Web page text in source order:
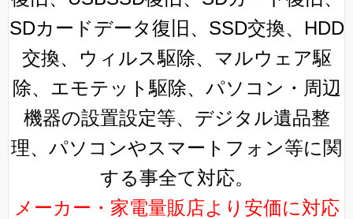
SDカードデータ復旧、SSD交換、HDD
交換、ウィルス駆除、マルウェア駆
除、エモテット駆除、パソコン・周辺
機器の設置設定等、デジタル遺品整
理、パソコンやスマートフォン等に関
する事全て対応。
メーカー・家電量販店より安価に対応